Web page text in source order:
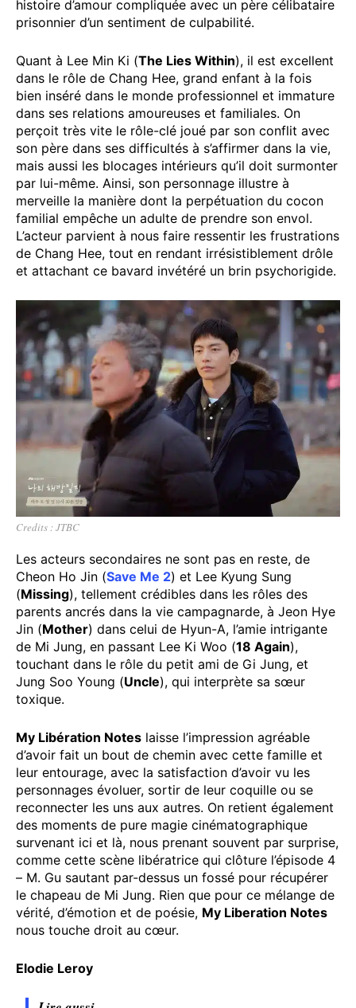
histoire d’amour compliquée avec un père célibataire
prisonnier d’un sentiment de culpabilité.
Quant à Lee Min Ki (The Lies Within), il est excellent
dans le rôle de Chang Hee, grand enfant à la fois
bien inséré dans le monde professionnel et immature
dans ses relations amoureuses et familiales. On
perçoit très vite le rôle-clé joué par son conflit avec
son père dans ses difficultés à s’affirmer dans la vie,
mais aussi les blocages intérieurs qu’il doit surmonter
par lui-même. Ainsi, son personnage illustre à
merveille la manière dont la perpétuation du cocon
familial empêche un adulte de prendre son envol.
L’acteur parvient à nous faire ressentir les frustrations
de Chang Hee, tout en rendant irrésistiblement drôle
et attachant ce bavard invétéré un brin psychorigide.
Credits : JTBC
Les acteurs secondaires ne sont pas en reste, de
Cheon Ho Jin (Save Me 2) et Lee Kyung Sung
(Missing), tellement crédibles dans les rôles des
parents ancrés dans la vie campagnarde, à Jeon Hye
Jin (Mother) dans celui de Hyun-A, l’amie intrigante
de Mi Jung, en passant Lee Ki Woo (18 Again),
touchant dans le rôle du petit ami de Gi Jung, et
Jung Soo Young (Uncle), qui interprète sa sœur
toxique.
My Libération Notes laisse l’impression agréable
d’avoir fait un bout de chemin avec cette famille et
leur entourage, avec la satisfaction d’avoir vu les
personnages évoluer, sortir de leur coquille ou se
reconnecter les uns aux autres. On retient également
des moments de pure magie cinématographique
survenant ici et là, nous prenant souvent par surprise,
comme cette scène libératrice qui clôture l’épisode 4
– M. Gu sautant par-dessus un fossé pour récupérer
le chapeau de Mi Jung. Rien que pour ce mélange de
vérité, d’émotion et de poésie, My Liberation Notes
nous touche droit au cœur.
Elodie Leroy